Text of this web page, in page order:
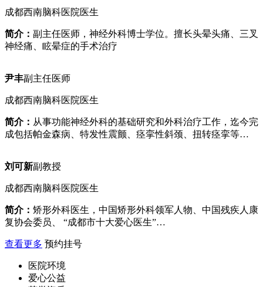
成都西南脑科医院医生
简介： 副主任医师，神经外科博士学位。擅长头晕头痛、三叉
神经痛、眩晕症的手术治疗
尹丰副主任医师
成都西南脑科医院医生
简介： 从事功能神经外科的基础研究和外科治疗工作，迄今完
成包括帕金森病、特发性震颤、痉挛性斜颈、扭转痉挛等…
刘可新副教授
成都西南脑科医院医生
简介： 矫形外科医生，中国矫形外科领军人物、中国残疾人康
复协会委员、 “成都市十大爱心医生”…
查看更多 预约挂号
医院环境
爱心公益